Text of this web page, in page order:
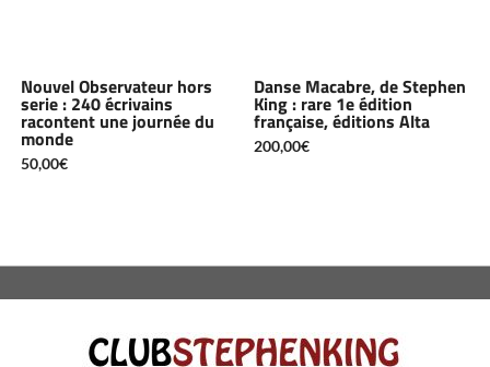
Nouvel Observateur hors
serie : 240 écrivains
racontent une journée du
monde
50,00€
Danse Macabre, de Stephen
King : rare 1e édition
française, éditions Alta
200,00€